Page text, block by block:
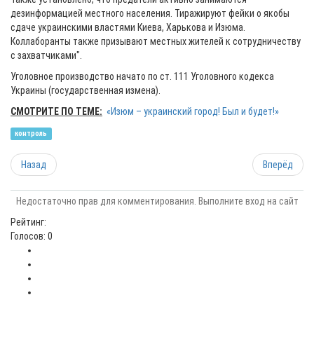
дезинформацией местного населения. Тиражируют фейки о якобы
сдаче украинскими властями Киева, Харькова и Изюма.
Коллаборанты также призывают местных жителей к сотрудничеству
с захватчиками".
Уголовное производство начато по ст. 111 Уголовного кодекса
Украины (государственная измена).
СМОТРИТЕ ПО ТЕМЕ: «Изюм – украинский город! Был и будет!»
контроль
Назад Вперёд
Недостаточно прав для комментирования. Выполните вход на сайт
Рейтинг:
Голосов: 0